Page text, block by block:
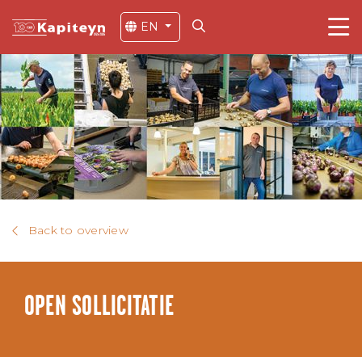
EN
Back to overview
OPEN SOLLICITATIE